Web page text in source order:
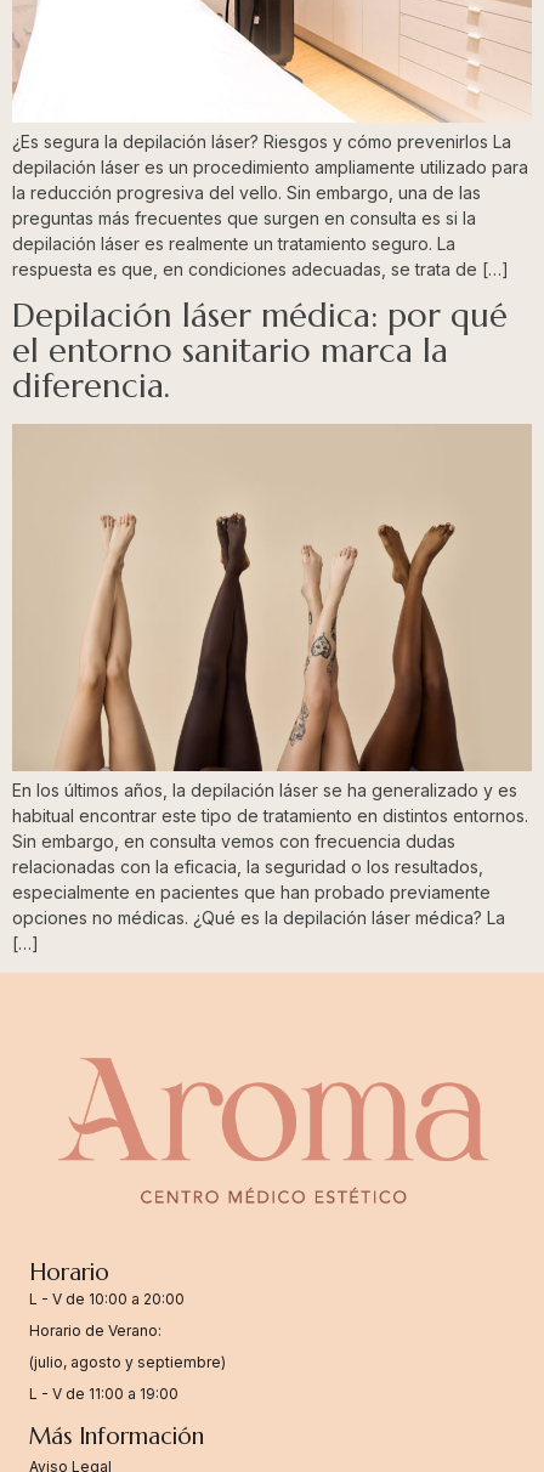
¿Es segura la depilación láser? Riesgos y cómo prevenirlos La
depilación láser es un procedimiento ampliamente utilizado para
la reducción progresiva del vello. Sin embargo, una de las
preguntas más frecuentes que surgen en consulta es si la
depilación láser es realmente un tratamiento seguro. La
respuesta es que, en condiciones adecuadas, se trata de […]
Depilación láser médica: por qué
el entorno sanitario marca la
diferencia.
En los últimos años, la depilación láser se ha generalizado y es
habitual encontrar este tipo de tratamiento en distintos entornos.
Sin embargo, en consulta vemos con frecuencia dudas
relacionadas con la eficacia, la seguridad o los resultados,
especialmente en pacientes que han probado previamente
opciones no médicas. ¿Qué es la depilación láser médica? La
[…]
Horario
L - V de 10:00 a 20:00
Horario de Verano:
(julio, agosto y septiembre)
L - V de 11:00 a 19:00
Más Información
Aviso Legal